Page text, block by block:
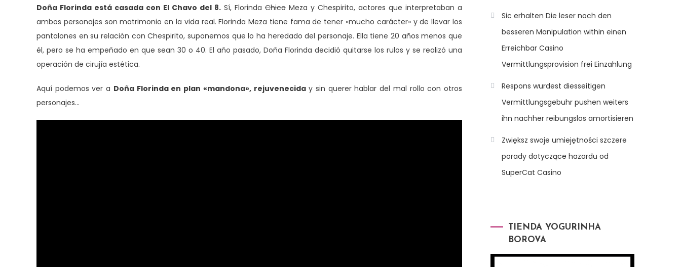
Doña Florinda está casada con El Chavo del 8. Sí, Florinda Chico Meza y Chespirito, actores que interpretaban a
ambos personajes son matrimonio en la vida real. Florinda Meza tiene fama de tener «mucho carácter» y de llevar los
pantalones en su relación con Chespirito, suponemos que lo ha heredado del personaje. Ella tiene 20 años menos que
él, pero se ha empeñado en que sean 30 o 40. El año pasado, Doña Florinda decidió quitarse los rulos y se realizó una
operación de cirujía estética.
Aquí podemos ver a Doña Florinda en plan «mandona», rejuveneciday sin querer hablar del mal rollo con otros
personajes…
Sic erhalten Die leser noch den
besseren Manipulation within einen
Erreichbar Casino
Vermittlungsprovision frei Einzahlung
Respons wurdest diesseitigen
Vermittlungsgebuhr pushen weiters
ihn nachher reibungslos amortisieren
Zwiększ swoje umiejętności szczere
porady dotyczące hazardu od
SuperCat Casino
TIENDA YOGURINHA
BOROVA